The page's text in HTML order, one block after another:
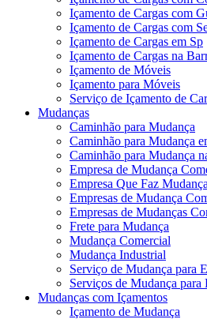
Içamento de Cargas com
Içamento de Cargas com
Içamento de Cargas em Sp
Içamento de Cargas na
Içamento de Móveis
Içamento para Móveis
Serviço de Içamento de
Mudanças
Caminhão para Mudança
Caminhão para Mudança
Caminhão para Mudança
Empresa de Mudança
Empresa Que Faz
Empresas de Mudança
Empresas de Mudanças
Frete para Mudança
Mudança Comercial
Mudança Industrial
Serviço de Mudança para
Serviços de Mudança para
Mudanças com Içamentos
Içamento de Mudança